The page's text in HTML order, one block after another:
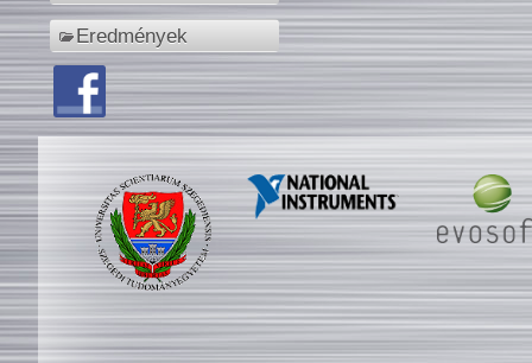
Eredmények